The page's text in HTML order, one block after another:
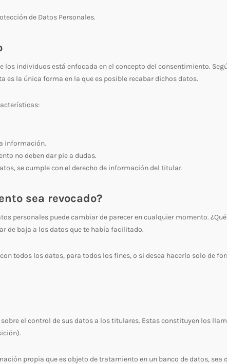
de Datos Personales.
individuos está enfocada en el concepto del consentimiento.
es la única forma en la que es posible recabar dichos datos.
información.
no deben dar pie a dudas.
se cumple con el derecho de información del titular.
sea revocado?
personales puede cambiar de parecer en cualquier momento. ¿Qué
de baja a los datos que te había facilitado.
todos los datos, para todos los fines, o si desea hacerlo solo de
el control de sus datos a los titulares. Estas constituyen los
propia que es objeto de tratamiento en un banco de datos, sea